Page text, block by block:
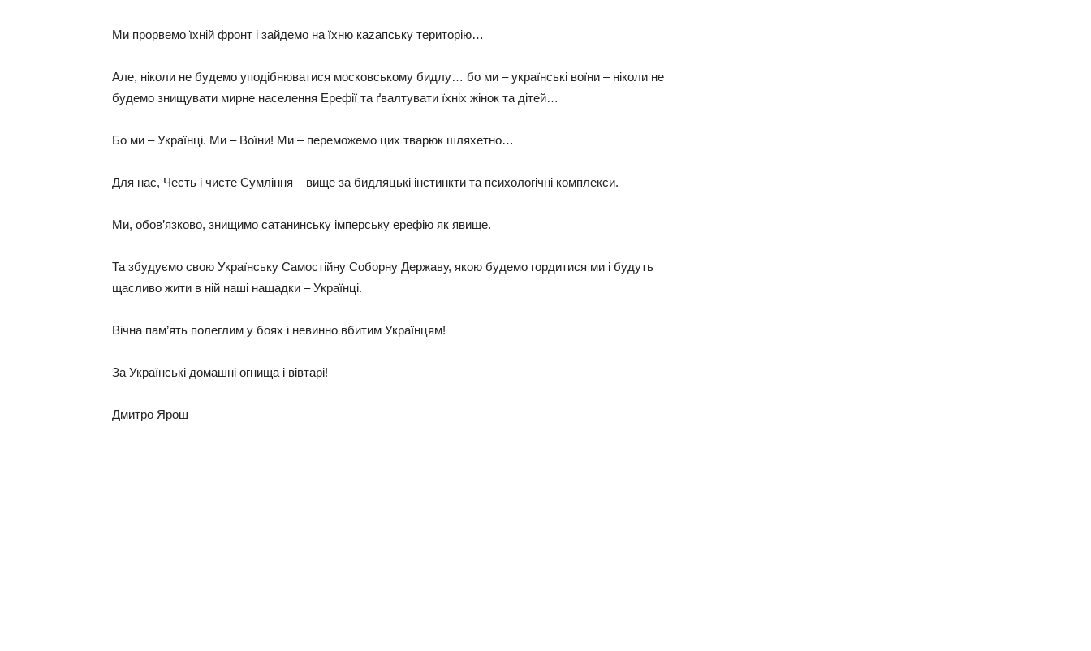
Ми прорвемо їхній фронт і зайдемо на їхню каzапську територію…
Але, ніколи не будемо уподібнюватися московському бидлу… бо ми – українські воїни – ніколи не
будемо знищувати мирне населення Ерефії та ґвалтувати їхніх жінок та дітей…
Бо ми – Українці. Ми – Воїни! Ми – переможемо цих тварюк шляхетно…
Для нас, Честь і чисте Сумління – вище за бидляцькі інстинкти та психологічні комплекси.
Ми, обов’язково, знищимо сатанинську імперську ерефію як явище.
Та збудуємо свою Українську Самостійну Соборну Державу, якою будемо гордитися ми і будуть
щасливо жити в ній наші нащадки – Українці.
Вічна пам’ять полеглим у боях і невинно вбитим Українцям!
За Українські домашні огнища і вівтарі!
Дмитро Ярош